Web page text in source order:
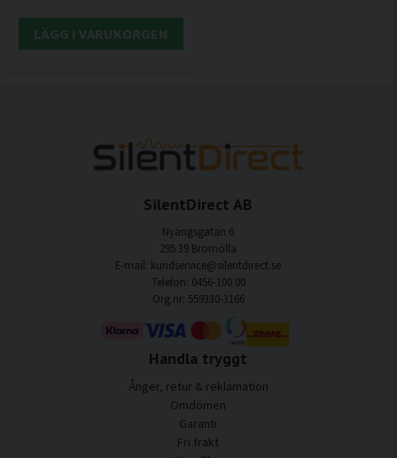
LÄGG I VARUKORGEN
SilentDirect AB
Nyängsgatan 6
295 39 Bromölla
E-mail: kundservice@silentdirect.se
Telefon: 0456-100 00
Org.nr: 559330-3166
Handla tryggt
Ånger, retur & reklamation
Omdömen
Garanti
Fri frakt